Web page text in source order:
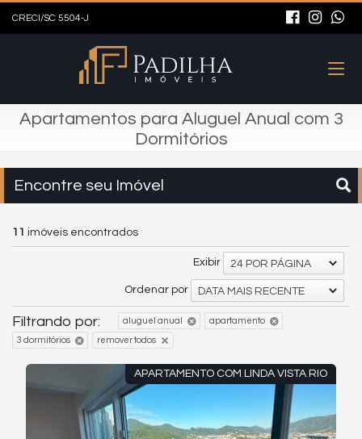
CRECI/SC 5504-J
Apartamentos para Aluguel Anual com 3
Dormitórios
Encontre seu Imóvel
11 imóveis encontrados
Exibir 24 POR PÁGINA
Ordenar por DATA MAIS RECENTE
Filtrando por: aluguel anual apartamento
3 dormitórios remover todos
APARTAMENTO COM LINDA VISTA RIO